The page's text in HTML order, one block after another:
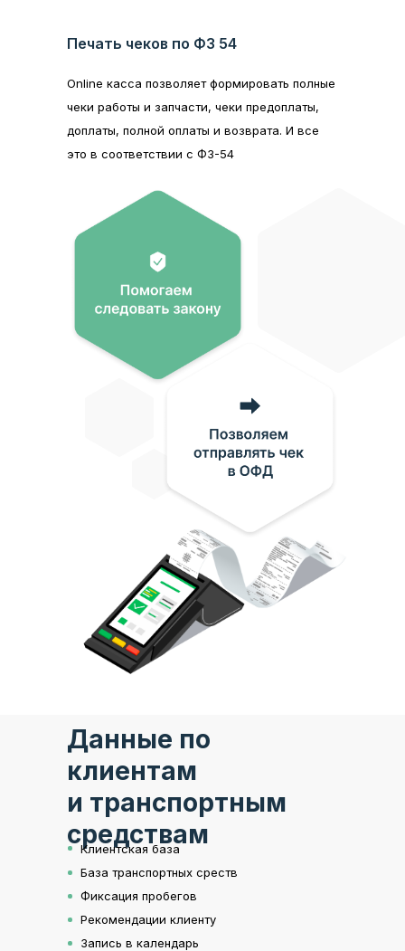
Печать чеков по ФЗ 54
Online касса позволяет формировать полные
чеки работы и запчасти, чеки предоплаты,
доплаты, полной оплаты и возврата. И все
это в соответствии с ФЗ-54
Данные по
клиентам
и транспортным
средствам
Клиентская база
База транспортных среств
Фиксация пробегов
Рекомендации клиенту
Запись в календарь